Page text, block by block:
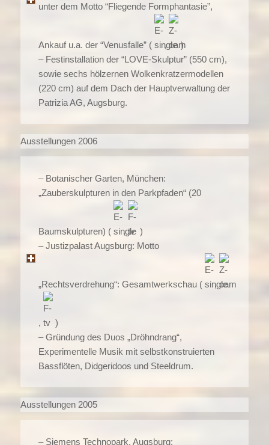
unter dem Motto “Fliegende Formphantasie”,
Ankauf u.a. der “Venusfalle” ( ,
)
– Festinstallation der “LOVE-Skulptur” (550 cm),
sowie sechs hölzernen Wolkenkratzermodellen
(220 cm) auf dem Dach der Hauptverwaltung der
Patrizia AG, Augsburg.
Ausstellungen 2006
– Botanischer Garten, München:
„Zauberskulpturen in den Parkpfaden“ (20
Baumskulpturen) ( ,
)
– Justizpalast Augsburg: Motto
„Rechtsverdrehung“: Gesamtwerkschau ( ,
,
)
– Gründung des Duos „Dröhndrang“,
Experimentelle Musik mit selbstkonstruierten
Bassflöten, Didgeridoos und Steeldrum.
Ausstellungen 2005
– Siemens Technopark, Augsburg: